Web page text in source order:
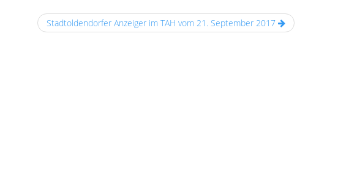
Stadtoldendorfer Anzeiger im TAH vom 21. September 2017